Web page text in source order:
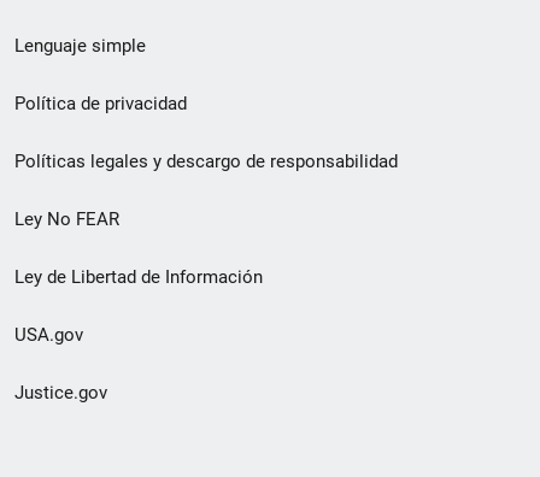
de
pie
de
página
Lenguaje simple
Política de privacidad
Políticas legales y descargo de responsabilidad
Ley No FEAR
Ley de Libertad de Información
USA.gov
Justice.gov